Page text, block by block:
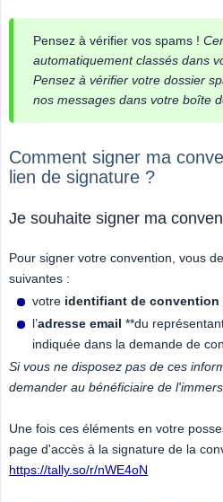
Pensez à vérifier vos spams !
automatiquement classés dans
Pensez à vérifier votre dossier
nos messages dans votre boîte
Comment signer ma
lien de signature ?
Je souhaite signer ma
Pour signer votre convention, vous
suivantes :
votre identifiant de convention
l’adresse email **du
indiquée dans la demande de
Si vous ne disposez pas de ces
demander au bénéficiaire de
Une fois ces éléments en votre
page d'accès à la signature de la
https://tally.so/r/nWE4oN